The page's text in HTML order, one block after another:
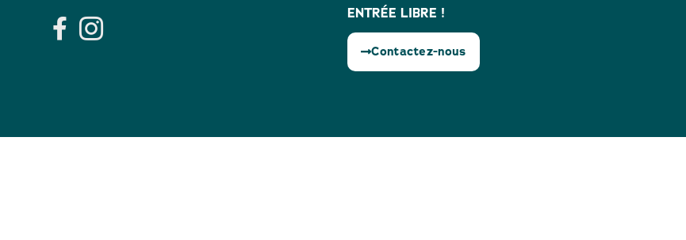
ENTRÉE LIBRE !
Contactez-nous